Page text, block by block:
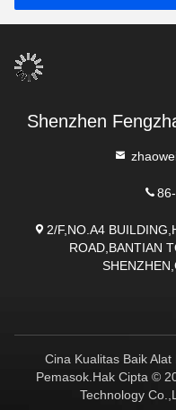
Shenzhen
2/F,NO.A4
ROAD,BANTIAN
Cina Kualitas Baik
Pemasok.Hak Cipta ©
Technology